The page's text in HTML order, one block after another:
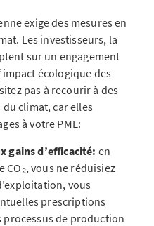
exige des mesures en
Les investisseurs, la
sur un engagement
écologique des
pas à recourir à des
climat, car elles
à votre PME:
gains d’efficacité: en
CO₂, vous ne réduisiez
vous
prescriptions
processus de production